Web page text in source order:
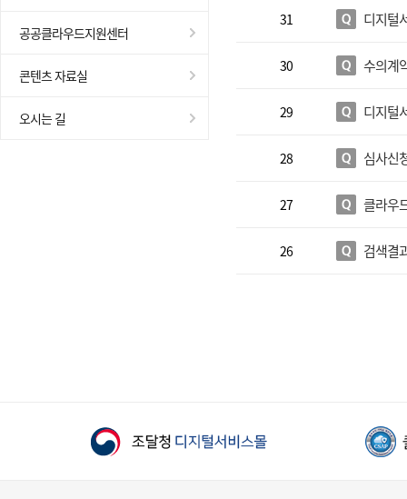
공공클라우드지원센터
콘텐츠 자료실
오시는 길
31 디지털
30 수의계
29 디지털
28 심사신
27 클라우
26 검색결